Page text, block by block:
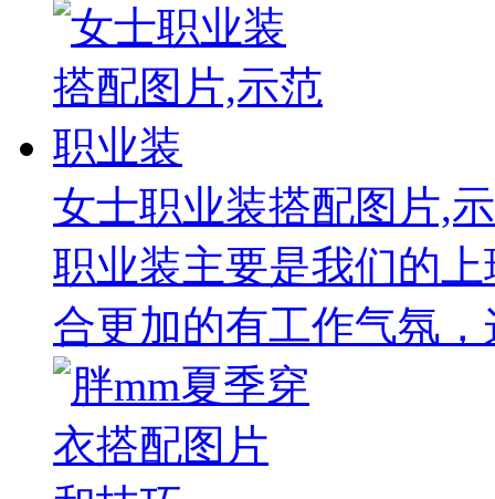
女士职业装搭配图片,
职业装主要是我们的
合更加的有工作气氛